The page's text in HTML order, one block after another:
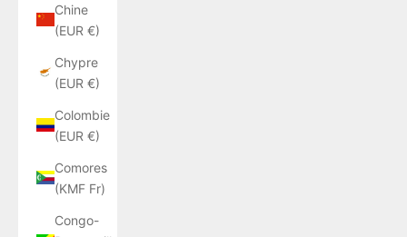
Chine
(EUR €)
Chypre
(EUR €)
Colombie
(EUR €)
Comores
(KMF Fr)
Congo-